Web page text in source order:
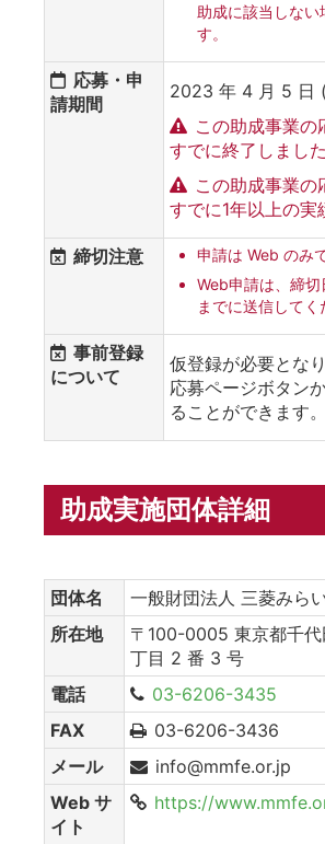
助成に該当しない
す。
応募・申
請期間
2023 年 4 月 5 日
この助成事業の
すでに終了しました
この助成事業の
すでに1年以上の実
締切注意
申請は Web のみ
Web申請は、締
までに送信してく
事前登録
について
仮登録が必要となり
応募ページボタン
ることができます。
助成実施団体詳細
団体名
一般財団法人 三菱みら
所在地
〒100-0005 東京都千代
丁目 2 番 3 号
電話
03-6206-3435
FAX
03-6206-3436
メール
info@mmfe.or.jp
Web サ
イト
https://